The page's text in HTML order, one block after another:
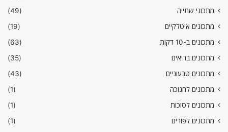
מתכוני שתייה
(49)
מתכונים איטלקיים
(19)
מתכונים ב-10 דקות
(63)
מתכונים בריאים
(35)
מתכונים טבעוניים
(43)
מתכונים לחנוכה
(1)
מתכונים לסוכות
(1)
מתכונים לפורים
(1)